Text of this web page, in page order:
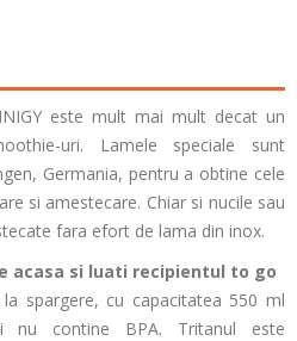
este mult mai mult decat un
uri. Lamele speciale sunt
Germania, pentru a obtine cele
si amestecare. Chiar si nucile sau
fara efort de lama din inox.
acasa si luati recipientul to go
spargere, cu capacitatea 550 ml
contine BPA. Tritanul este